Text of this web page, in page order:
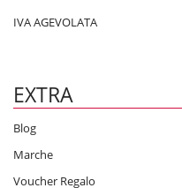
IVA AGEVOLATA
EXTRA
Blog
Marche
Voucher Regalo